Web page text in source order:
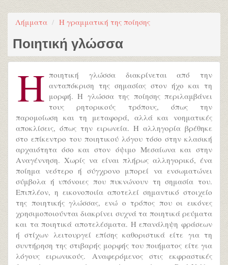
Λήμματα Η γραμματική της ποίησης
Ποιητική γλώσσα
Η ποιητική γλώσσα διακρίνεται από την
ανταπόκριση της σημασίας στον ήχο και τη
μορφή. Η γλώσσα της ποίησης περιλαμβάνει
τους ρητορικούς τρόπους, όπως την
παρομοίωση και τη μεταφορά, αλλά και νοηματικές
αποκλίσεις, όπως την ειρωνεία. Η αλληγορία βρέθηκε
στο επίκεντρο του ποιητικού λόγου τόσο στην κλασική
αρχαιότητα όσο και στον όψιμο Μεσαίωνα και στην
Αναγέννηση. Χωρίς να είναι πλήρως αλληγορικό, ένα
ποίημα νεότερο ή σύγχρονο μπορεί να ενσωματώνει
σύμβολα ή υπόνοιες που πυκνώνουν τη σημασία του.
Επιπλέον, η εικονοποιία αποτελεί σημαντικό στοιχείο
της ποιητικής γλώσσας, ενώ ο τρόπος που οι εικόνες
χρησιμοποιούνται διακρίνει συχνά τα ποιητικά ρεύματα
και τα ποιητικά αποτελέσματα. Η επανάληψη φράσεων
ή στίχων λειτουργεί επίσης καθοριστικά είτε για τη
συντήρηση της στιβαρής μορφής του ποιήματος είτε για
λόγους ειρωνικούς. Αναφερόμενος στις εκφραστικές